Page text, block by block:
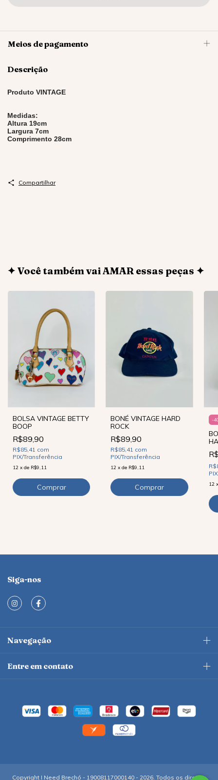
Meios de pagamento
Descrição
Produto VINTAGE
Medidas:
Altura 19cm
Largura 7cm
Comprimento 28cm
Compartilhar
✦ Você também vai AMAR essas peças ✦
BOLSA VINTAGE BETTY
BOOP
R$89,90
R$85,41 com
PIX/Transferência
12 x de R$9,11
BONÉ VINTAGE HARD
ROCK
R$89,90
R$85,41 com
PIX/Transferência
12 xde R$9,11
-
12
Siga-nos
Navegação
Entre em contato
Copyright I Need Brechó - 19008117000140 - 2026. Todos os direitos